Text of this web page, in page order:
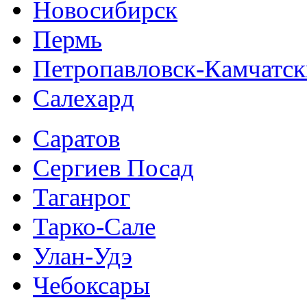
Новосибирск
Пермь
Петропавловск-
Салехард
Саратов
Сергиев Посад
Таганрог
Тарко-Сале
Улан-Удэ
Чебоксары